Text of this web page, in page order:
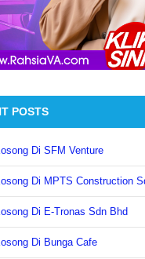
POSTS
Di SFM Venture
Di MPTS Construction
Di E-Tronas Sdn Bhd
Di Bunga Cafe